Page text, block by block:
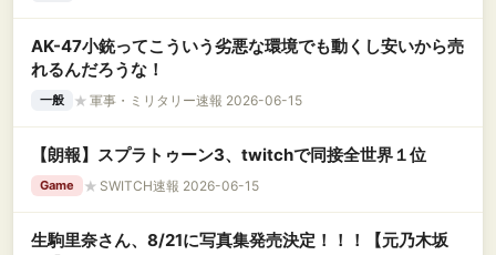
AK-47小銃ってこういう劣悪な環境でも動くし安いから売
れるんだろうな！
一般 ★ 軍事・ミリタリー速報 2026-06-15
【朗報】スプラトゥーン3、twitchで同接全世界１位
Game ★ SWITCH速報 2026-06-15
生駒里奈さん、8/21に写真集発売決定！！！【元乃木坂